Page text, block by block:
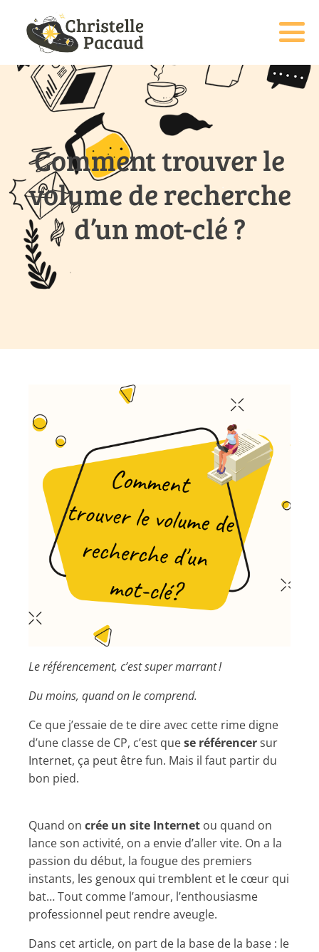
Comment trouver le
volume de recherche
d’un mot-clé ?
Le référencement, c’est super marrant !
Du moins, quand on le comprend.
Ce que j’essaie de te dire avec cette rime digne
d’une classe de CP, c’est quese référencersur
Internet, ça peut être fun. Mais il faut partir du
bon pied.
Quand on crée un site Internet ou quand on
lance son activité, on a envie d’aller vite. On a la
passion du début, la fougue des premiers
instants, les genoux qui tremblent et le cœur qui
bat… Tout comme l’amour, l’enthousiasme
professionnel peut rendre aveugle.
Dans cet article, on part de la base de la base : le